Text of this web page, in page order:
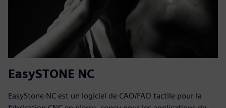
EasySTONE NC
EasyStone NC est un logiciel de CAO/FAO tactile pour la